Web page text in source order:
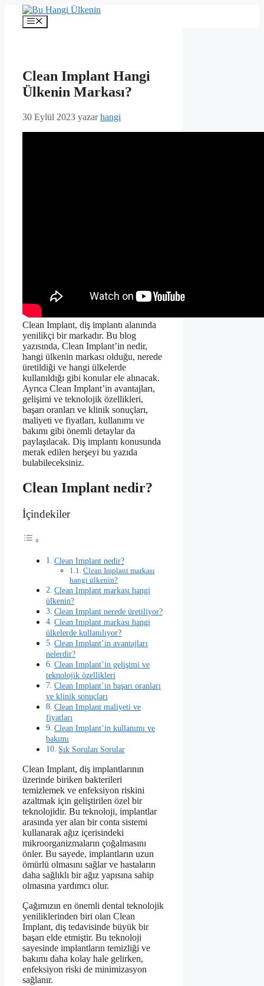
İçeriğe
Menü
Clean Implant Hangi
Ülkenin Markası?
30 Eylül 2023 yazarhangi
Clean Implant, diş implantı alanında
yenilikçi bir markadır. Bu blog
yazısında, Clean Implant’in nedir,
hangi ülkenin markası olduğu, nerede
üretildiği ve hangi ülkelerde
kullanıldığı gibi konular ele alınacak.
Ayrıca Clean Implant’in avantajları,
gelişimi ve teknolojik özellikleri,
başarı oranları ve klinik sonuçları,
maliyeti ve fiyatları, kullanımı ve
bakımı gibi önemli detaylar da
paylaşılacak. Diş implantı konusunda
merak edilen herşeyi bu yazıda
bulabileceksiniz.
Clean Implant nedir?
İçindekiler
Clean Implant nedir?
Clean Implant markası
hangi ülkenin?
Clean Implant markası hangi
ülkenin?
Clean Implant nerede üretiliyor?
Clean Implant markası hangi
ülkelerde kullanılıyor?
Clean Implant’in avantajları
nelerdir?
Clean Implant’in gelişimi ve
teknolojik özellikleri
Clean Implant’in başarı oranları
ve klinik sonuçları
Clean Implant maliyeti ve
fiyatları
Clean Implant’in kullanımı ve
bakımı
Sık Sorulan Sorular
Clean Implant, diş implantlarının
üzerinde biriken bakterileri
temizlemek ve enfeksiyon riskini
azaltmak için geliştirilen özel bir
teknolojidir. Bu teknoloji, implantlar
arasında yer alan bir conta sistemi
kullanarak ağız içerisindeki
mikroorganizmaların çoğalmasını
önler. Bu sayede, implantların uzun
ömürlü olmasını sağlar ve hastaların
daha sağlıklı bir ağız yapısına sahip
olmasına yardımcı olur.
Çağımızın en önemli dental teknolojik
yeniliklerinden biri olan Clean
Implant, diş tedavisinde büyük bir
başarı elde etmiştir. Bu teknoloji
sayesinde implantların temizliği ve
bakımı daha kolay hale gelirken,
enfeksiyon riski de minimizasyon
sağlanır.